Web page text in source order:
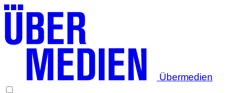
Übermedien